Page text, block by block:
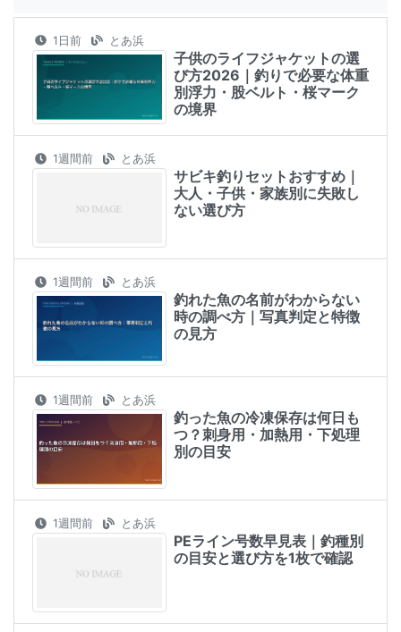
1日前 とあ浜
子供のライフジャケットの選
び方2026｜釣りで必要な体重
別浮力・股ベルト・桜マーク
の境界
1週間前 とあ浜
サビキ釣りセットおすすめ｜
大人・子供・家族別に失敗し
ない選び方
1週間前 とあ浜
釣れた魚の名前がわからない
時の調べ方｜写真判定と特徴
の見方
1週間前 とあ浜
釣った魚の冷凍保存は何日も
つ？刺身用・加熱用・下処理
別の目安
1週間前 とあ浜
PEライン号数早見表｜釣種別
の目安と選び方を1枚で確認